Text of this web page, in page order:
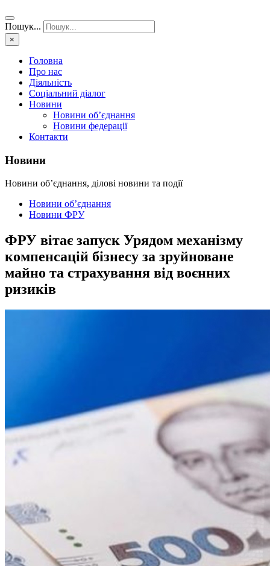
Пошук...
×
Головна
Про нас
Діяльність
Соціальний діалог
Новини
Новини об’єднання
Новини федерації
Контакти
Новини
Новини об’єднання, ділові новини та події
Новини об’єднання
Новини ФРУ
ФРУ вітає запуск Урядом механізму
компенсацій бізнесу за зруйноване
майно та страхування від воєнних
ризиків